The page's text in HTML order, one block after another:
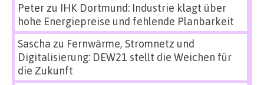
Peterzu IHK Dortmund: Industrie klagt über
hohe Energiepreise und fehlende Planbarkeit
Sascha zu Fernwärme, Stromnetz und
Digitalisierung: DEW21 stellt die Weichen für
die Zukunft